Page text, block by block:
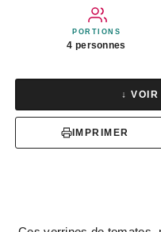
PORTIONS
4 personnes
↓
IMPRIMER